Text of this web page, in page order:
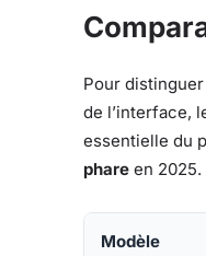
Pour
de l’interface,
essentielle du
phare en 2025.
Modèle